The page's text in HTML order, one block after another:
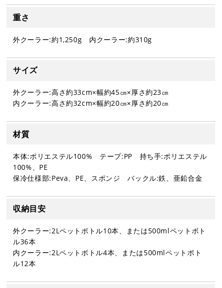
重さ
外クーラー:約1,250g 内クーラー:約310g
サイズ
外クーラー:高さ約33cm×幅約45㎝×厚さ約23㎝
内クーラー:高さ約32cm×幅約20㎝×厚さ約20㎝
材質
本体:ポリエステル100% テープ:PP 持ち手:ポリエステル
100%、PE
保冷仕様部:Peva、PE、スポンジ バックル:鉄、亜鉛合金
収納目安
外クーラー:2Lペットボトル10本、または500mlペットボト
ル36本
内クーラー:2Lペットボトル4本、または500mlペットボト
ル12本